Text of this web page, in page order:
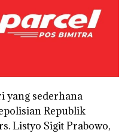
yang sederhana
Republik
Listyo Sigit Prabowo,